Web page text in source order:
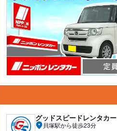
グッドスピードレンタカー
貝塚駅から徒歩23分